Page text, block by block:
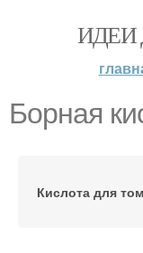
ИДЕИ
Борная
Кислота для